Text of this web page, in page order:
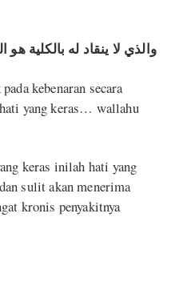
والذي لا ينقاد له بالكلية
kebenaran secara
yang keras… wallahu
keras inilah hati yang
sulit akan menerima
kronis penyakitnya